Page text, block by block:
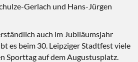
Gerlach und Hans-Jürgen
auch im Jubiläumsjahr
es beim 30. Leipziger Stadtfest viele
Sporttag auf dem Augustusplatz.